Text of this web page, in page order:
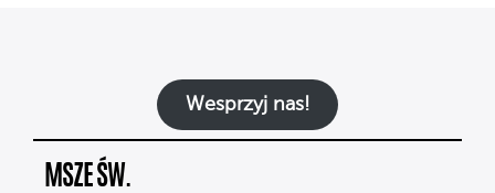
Wesprzyj nas!
MSZE ŚW.